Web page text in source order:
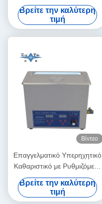
1.3L Ψηφιακή Υπερηχητική
Μηχανή Καθαρισμού 60W
Με Χρονισμό Πολλαπλών
Ταχυτήτων
Βρείτε την καλύτερη
τιμή
Βίντεο
Επαγγελματικό Υπερηχητικό
Καθαριστικό με Ρυθμιζόμενη
Ισχύ 6L Ψηφιακά
Υπερηχητικά Καθαριστικά
70W - 180W
Βρείτε την καλύτερη
τιμή